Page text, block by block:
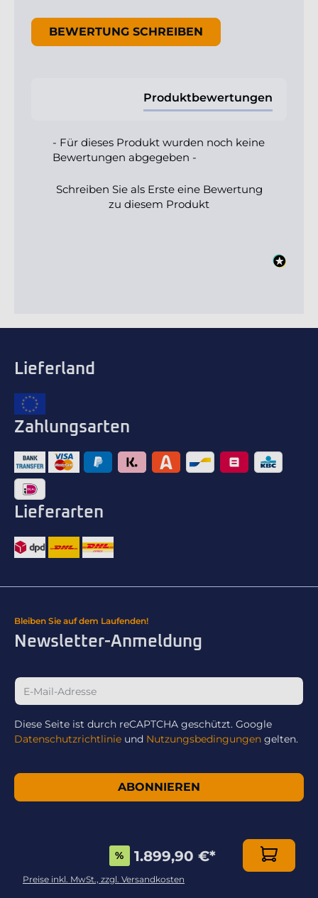
BEWERTUNG SCHREIBEN
Produktbewertungen
- Für dieses Produkt wurden noch keine
Bewertungen abgegeben -
Schreiben Sie als Erste eine Bewertung
zu diesem Produkt
New content loaded
% 1.899,90 €*
Preise inkl. MwSt., zzgl. Versandkosten
Lieferland
Zahlungsarten
Lieferarten
Bleiben Sie auf dem Laufenden!
Newsletter-Anmeldung
ABONNIEREN
Diese Seite ist durch reCAPTCHA geschützt. Google
Datenschutzrichtlinie und Nutzungsbedingungen gelten.